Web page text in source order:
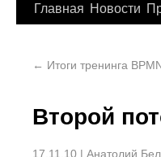
Главная Новости
← Итоги тренинга
Второй
17.11.10 | Анатолий